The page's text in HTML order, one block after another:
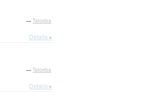
— Tatoeba
Details ▸
— Tatoeba
Details ▸